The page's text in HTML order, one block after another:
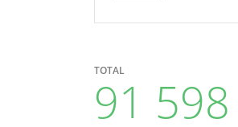
TOTAL
91 598